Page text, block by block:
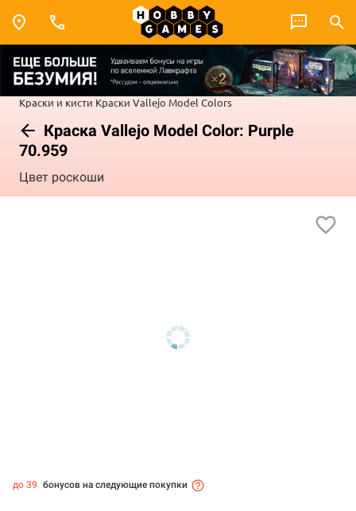
Краски и кисти Краски Vallejo Model Colors
Краска Vallejo Model Color: Purple
70.959
Цвет роскоши
до 39 бонусов на следующие покупки